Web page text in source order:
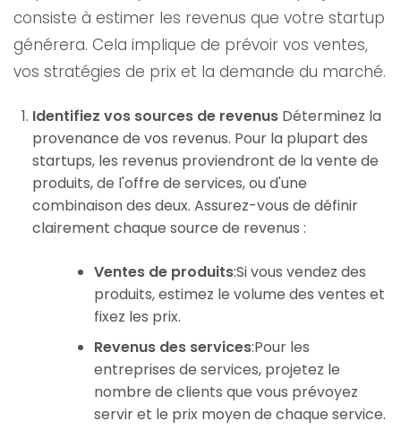
consiste à estimer les revenus que votre startup
générera. Cela implique de prévoir vos ventes,
vos stratégies de prix et la demande du marché.
Identifiez vos sources de revenusDéterminez la
provenance de vos revenus. Pour la plupart des
startups, les revenus proviendront de la vente de
produits, de l'offre de services, ou d'une
combinaison des deux. Assurez-vous de définir
clairement chaque source de revenus :
Ventes de produits:Si vous vendez des
produits, estimez le volume des ventes et
fixez les prix.
Revenus des services:Pour les
entreprises de services, projetez le
nombre de clients que vous prévoyez
servir et le prix moyen de chaque service.